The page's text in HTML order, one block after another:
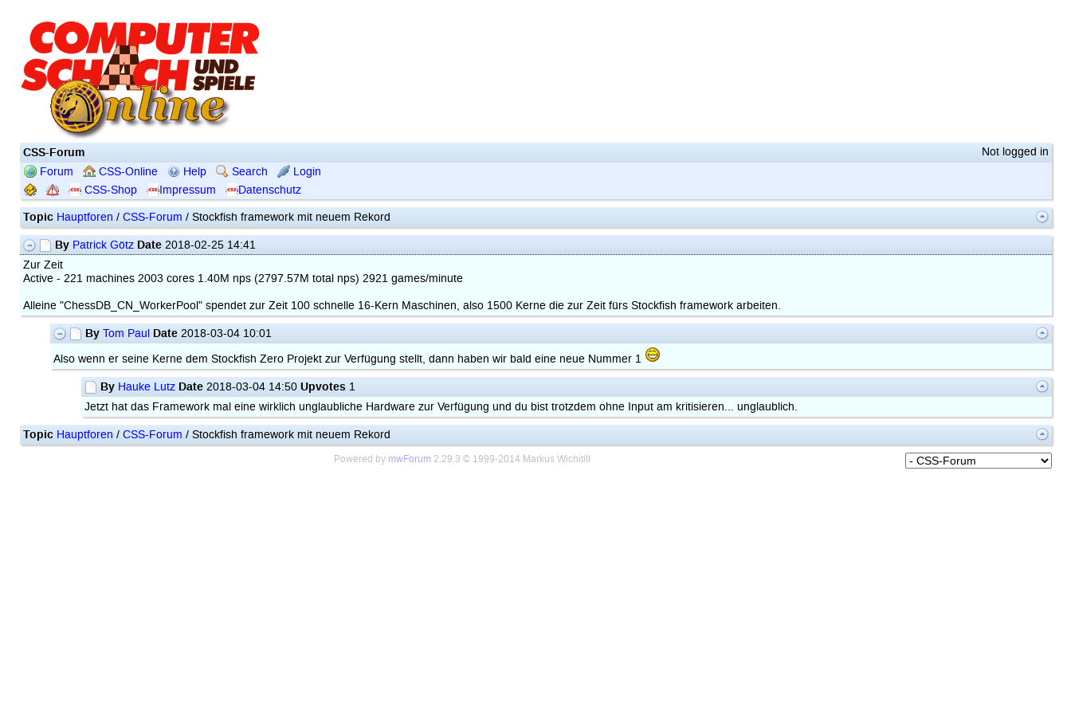
Not logged in
CSS-Forum
Forum CSS-Online Help Search
Login
CSS-Shop
Impressum Datenschutz
Topic Hauptforen / CSS-Forum / Stockfish framework mit neuem Rekord
By Patrick Götz Date2018-02-25 14:41
Zur Zeit
Active - 221 machines 2003 cores 1.40M nps (2797.57M total nps) 2921 games/minute
Alleine "ChessDB_CN_WorkerPool" spendet zur Zeit 100 schnelle 16-Kern Maschinen, also 1500 Kerne die zur Zeit fürs Stockfish framework arbeiten.
By Tom Paul Date 2018-03-04 10:01
Also wenn er seine Kerne dem Stockfish Zero Projekt zur Verfügung stellt, dann haben wir bald eine neue Nummer 1
By Hauke Lutz Date 2018-03-04 14:50Upvotes 1
Jetzt hat das Framework mal eine wirklich unglaubliche Hardware zur Verfügung und du bist trotzdem ohne Input am kritisieren... unglaublich.
Topic Hauptforen / CSS-Forum / Stockfish framework mit neuem Rekord
Powered by mwForum 2.29.3 © 1999-2014 Markus Wichitill